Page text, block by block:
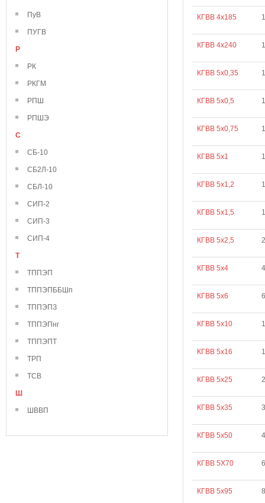
ПуВ
ПУГВ
Р
РК
РКГМ
РПШ
РПШЭ
С
СБ-10
СБ2Л-10
СБЛ-10
СИП-2
СИП-3
СИП-4
Т
ТППЭП
ТППЭПББШп
ТППЭПЗ
ТППЭПнг
ТППЭПТ
ТРП
ТСВ
Ш
ШВВП
КГВВ 4х185
КГВВ 4х240
КГВВ 5х0,35
КГВВ 5х0,5
КГВВ 5х0,75
КГВВ 5х1
КГВВ 5х1,2
КГВВ 5х1,5
КГВВ 5х2,5
КГВВ 5х4
КГВВ 5х6
КГВВ 5х10
КГВВ 5х16
КГВВ 5х25
КГВВ 5х35
КГВВ 5х50
КГВВ 5Х70
КГВВ 5х95